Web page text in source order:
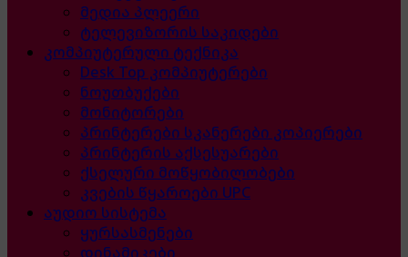
მედია პლეერი
ტელევიზორის საკიდები
კომპიუტერული ტექნიკა
Desk Top კომპიუტერები
ნოუთბუქები
მონიტორები
პრინტერები სკანერები კოპიერები
პრინტერის აქსესუარები
ქსელური მოწყობილობები
კვების წყაროები UPC
აუდიო სისტემა
ყურსასმენები
დინამიკები